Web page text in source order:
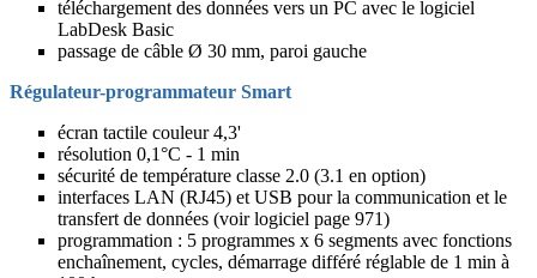
téléchargement des données vers un PC avec le logiciel
LabDesk Basic
passage de câble Ø 30 mm, paroi gauche
Régulateur-programmateur Smart
écran tactile couleur 4,3'
résolution 0,1°C - 1 min
sécurité de température classe 2.0 (3.1 en option)
interfaces LAN (RJ45) et USB pour la communication et le
transfert de données (voir logiciel page 971)
programmation : 5 programmes x 6 segments avec fonctions
enchaînement, cycles, démarrage différé réglable de 1 min à